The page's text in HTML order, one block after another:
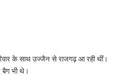
के साथ उज्जैन से राजगढ़ आ रही थीं।
बैग भी थे।